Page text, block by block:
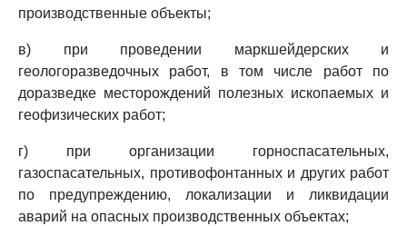
производственные объекты;
в) при проведении маркшейдерских и
геологоразведочных работ, в том числе работ по
доразведке месторождений полезных ископаемых и
геофизических работ;
г) при организации горноспасательных,
газоспасательных, противофонтанных и других работ
по предупреждению, локализации и ликвидации
аварий на опасных производственных объектах;